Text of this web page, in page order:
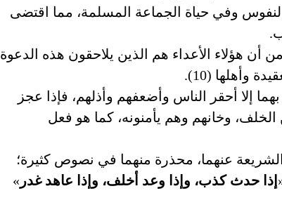
النفوس وفي حياة الجماعة المسلمة، مما اقتضى
أن هؤلاء الأعداء هم الذين يلاحقون هذه الدعوة
وأهلها (10).
إلا أحقر الناس وأضعفهم وأذلهم، فإذا عجز
وخانهم وهم يأمنونه، كما هو فعل
عنهما، محذرة منهما في نصوص كثيرة؛
إذا حدث كذب، وإذا وعد أخلف، وإذا عاهد غدر »